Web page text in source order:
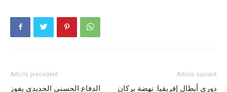
Article précédent
الدفاع الحسني الجديدي يفوز
Article suivant
دوري أبطال إفريقيا: نهضة بركان